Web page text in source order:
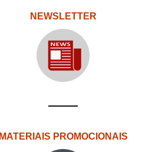
NEWSLETTER
MATERIAIS PROMOCIONAIS